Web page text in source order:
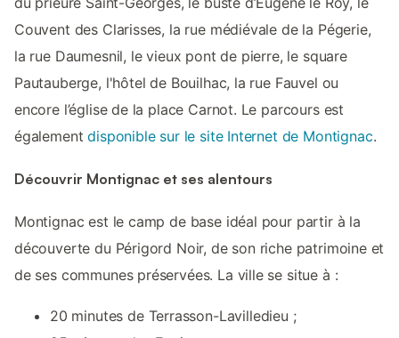
Couvent des Clarisses, la rue médiévale de la Pégerie,
la rue Daumesnil, le vieux pont de pierre, le square
Pautauberge, l'hôtel de Bouilhac, la rue Fauvel ou
encore l’église de la place Carnot. Le parcours est
égalementdisponible sur le site Internet de Montignac.
Découvrir Montignac et ses alentours
Montignac est le camp de base idéal pour partir à la
découverte du Périgord Noir, de son riche patrimoine et
de ses communes préservées. La ville se situe à :
20 minutes de Terrasson-Lavilledieu ;